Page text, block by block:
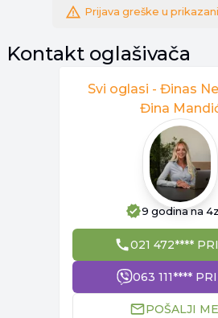
Prijava greške u
Kontakt oglašivača
Svi oglasi - Đinas
Đina
9 godinana
021 472****
063 111****
POŠALJI